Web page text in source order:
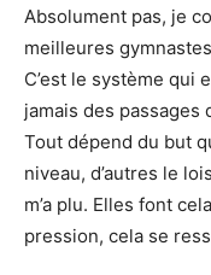
Absolument pas, je
meilleures
C’est le système qui
jamais des
Tout dépend du but
niveau, d’autres le
m’a plu. Elles font
pression, cela se